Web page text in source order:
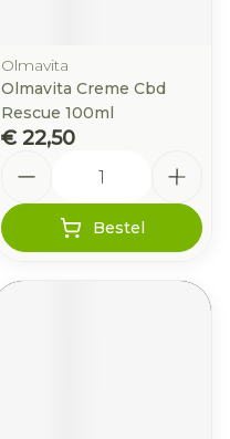
Olmavita
Olmavita Creme Cbd
Rescue 100ml
€ 22,50
Bestel